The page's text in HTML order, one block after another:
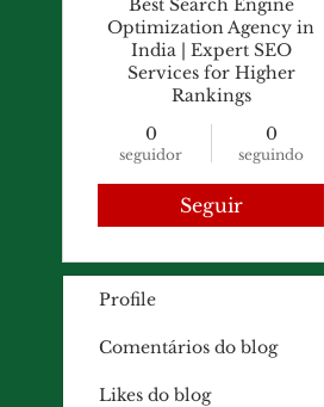
Best Search Engine
Optimization Agency in
India | Expert SEO
Services for Higher
Rankings
0
seguidor
0
seguindo
Seguir
Profile
Comentários do blog
Likes do blog